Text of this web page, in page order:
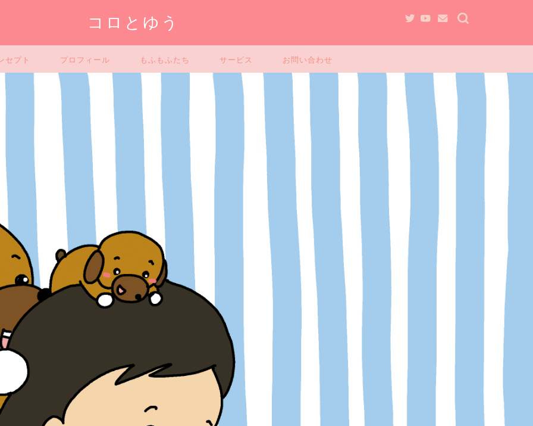
コロとゆう
セプト プロフィール もふもふたち サービス お問い合わせ